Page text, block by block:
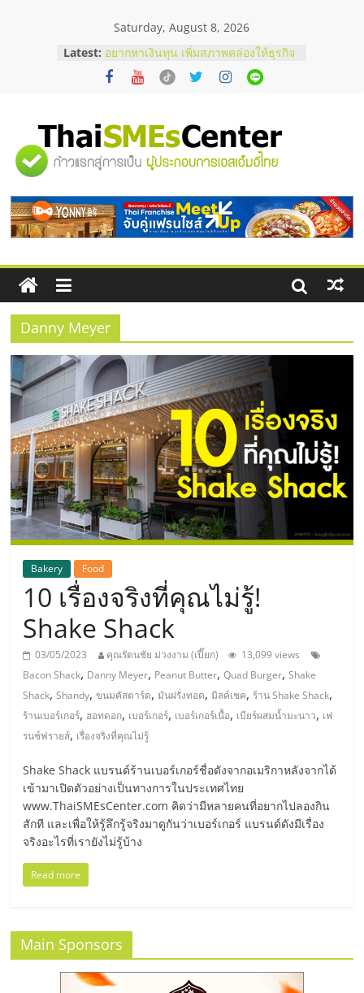
Saturday, August 8, 2026
Latest: อยากหาเงินทุน เพิ่มสภาพคล่องให้ธุรกิจ
เริ่มยังไงให้ผ่านฉลุย
สัมมนาออนไลน์ โอกาสบริหารสถานี
ThaiFranchise Meet Up จับคู่แฟรน
ไชส์ ครั้งที่ 8
ร้านเครื่องเสียงคุณภาพสูง พร้อม
บริษัท Cybersecurity ในไทยที่ไหนดี?
วิธีเลือกผู้ให้บริการให้คุ้มค่าและตอบ
โจทย์ธุรกิจ
"ศูนย์
รวม
ข้อมูล
ธุรกิจ
SME
แห่ง
ประเทศไทย,
ThaiSMEsCenter,
รวม
ธุรกิจ
เอ
ส
เอ็
มอี
ไทย,
SMEs,
แฟ
รน
ไชส์,
Danny Meyer
Bakery Food
10 เรื่องจริงที่คุณไม่รู้!
Shake Shack
03/05/2023 คุณรัตนชัย ม่วงงาม (เปี๊ยก)
13,099 views
Bacon Shack, Danny Meyer, Peanut Butter,Quad Burger,Shake
Shack,Shandy,ขนมคัสตาร์ด,มันฝรั่งทอด,มิลค์เชค, ร้าน Shake Shack,
ร้านเบอร์เกอร์, ฮอทดอก, เบอร์เกอร์, เบอร์เกอร์เนื้อ, เบียร์ผสมน้ำมะนาว, เฟ
รนช์ฟรายส์, เรื่องจริงที่คุณไม่รู้
Shake Shack แบรนด์ร้านเบอร์เกอร์ชื่อดังจากอเมริกาหลังจากได้
เข้ามาเปิดตัวอย่างเป็นทางการในประเทศไทย
www.ThaiSMEsCenter.com คิดว่ามีหลายคนที่อยากไปลองกิน
สักที และเพื่อให้รู้ลึกรู้จริงมาดูกันว่าเบอร์เกอร์ แบรนด์ดังมีเรื่อง
จริงอะไรที่เรายังไม่รู้บ้าง
Read more
Main Sponsors